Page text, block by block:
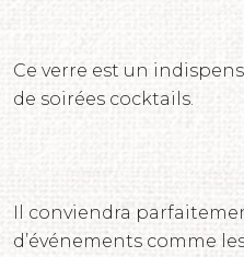
Ce verre est un
de soirées cocktails.
Il conviendra
d’événements comme